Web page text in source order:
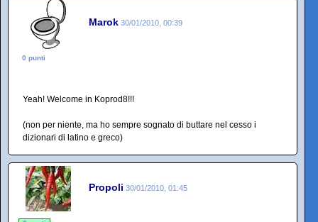
Marok 30/01/2010, 00:39
0 punti
Yeah! Welcome in Koprod8!!!
(non per niente, ma ho sempre sognato di buttare nel cesso i
dizionari di latino e greco)
Propoli 30/01/2010, 01:45